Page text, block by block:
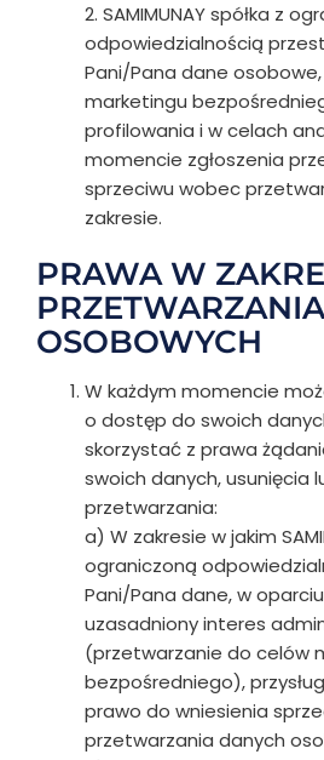
2. SAMIMUNAY spółka z
odpowiedzialnością
Pani/Pana dane
marketingu
profilowania i w celach
momencie zgłoszenia
sprzeciwu wobec
zakresie.
PRAWA W
OSOBOWYCH
W każdym momencie
o dostęp do swoich
skorzystać z prawa
swoich danych, usunięcia
przetwarzania:
a) W zakresie w jakim
ograniczoną
Pani/Pana dane, w
uzasadniony interes
(przetwarzanie do celów
bezpośredniego),
prawo do wniesienia
przetwarzania danych